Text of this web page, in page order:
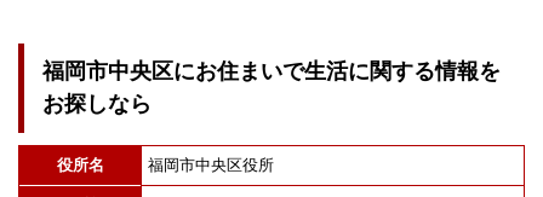
福岡市中央区にお住まいで生活に関する情報を
お探しなら
役所名 福岡市中央区役所